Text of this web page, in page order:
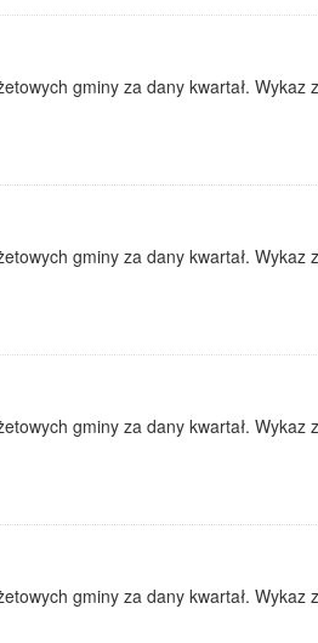
gminy za dany kwartał. Wykaz
gminy za dany kwartał. Wykaz
gminy za dany kwartał. Wykaz
gminy za dany kwartał. Wykaz